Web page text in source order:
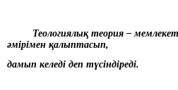
Теологиялық теория – мемлекет
әмірімен қалыптасып,
дамып келеді деп түсіндіреді.